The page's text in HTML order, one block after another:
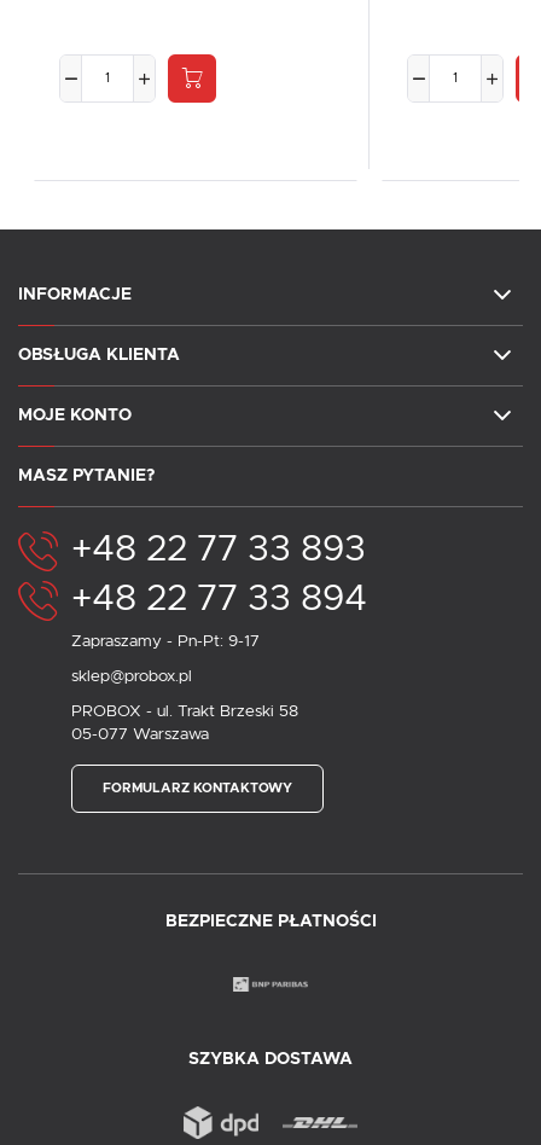
INFORMACJE
OBSŁUGA KLIENTA
MOJE KONTO
MASZ PYTANIE?
+48 22 77 33 893
+48 22 77 33 894
Zapraszamy - Pn-Pt: 9-17
sklep@probox.pl
PROBOX - ul. Trakt Brzeski 58
05-077 Warszawa
FORMULARZ KONTAKTOWY
BEZPIECZNE PŁATNOŚCI
SZYBKA DOSTAWA